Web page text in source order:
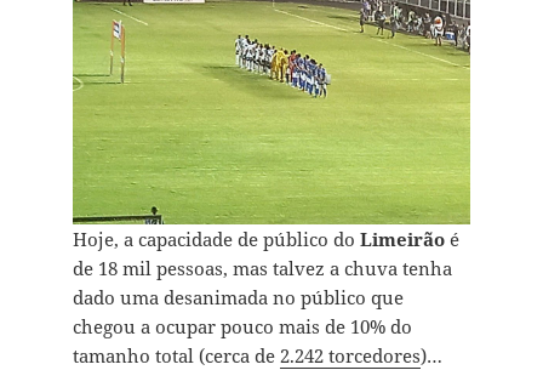
Hoje, a capacidade de público do Limeirãoé
de 18 mil pessoas, mas talvez a chuva tenha
dado uma desanimada no público que
chegou a ocupar pouco mais de 10% do
tamanho total (cerca de 2.242 torcedores)…